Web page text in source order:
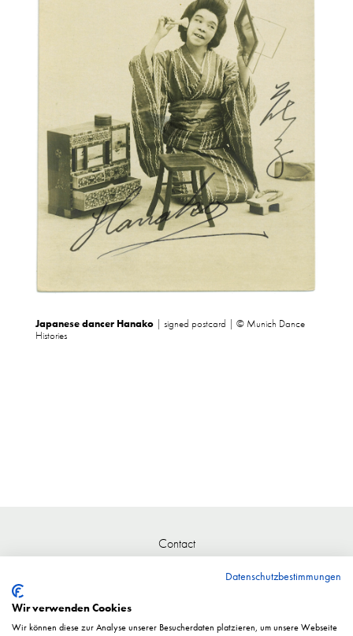
Japanese dancer Hanako| signed postcard | © Munich Dance
Histories
Contact
Datenschutzbestimmungen
Wir verwenden Cookies
Wir können diese zur Analyse unserer Besucherdaten platzieren, um unsere Webseite